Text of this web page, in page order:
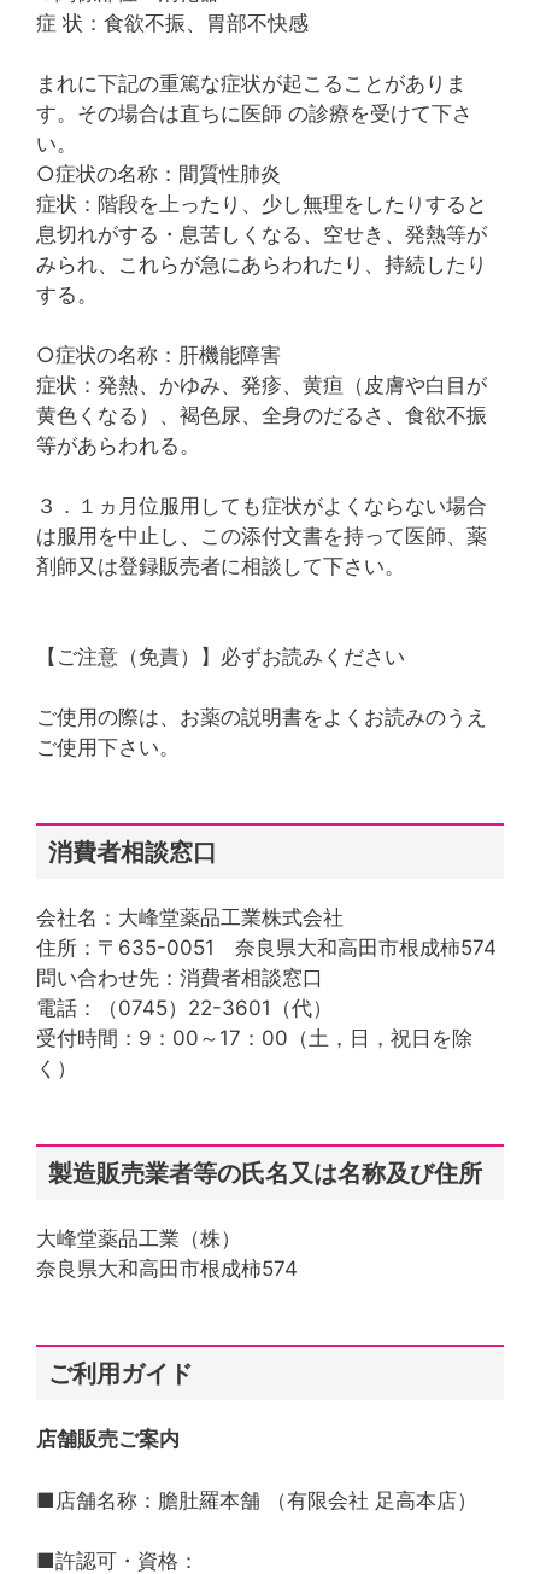
症 状：食欲不振、胃部不快感
まれに下記の重篤な症状が起こることがありま
す。その場合は直ちに医師 の診療を受けて下さ
い。
○症状の名称：間質性肺炎
症状：階段を上ったり、少し無理をしたりすると
息切れがする・息苦しくなる、空せき、発熱等が
みられ、これらが急にあらわれたり、持続したり
する。
○症状の名称：肝機能障害
症状：発熱、かゆみ、発疹、黄疸（皮膚や白目が
黄色くなる）、褐色尿、全身のだるさ、食欲不振
等があらわれる。
３．１ヵ月位服用しても症状がよくならない場合
は服用を中止し、この添付文書を持って医師、薬
剤師又は登録販売者に相談して下さい。
【ご注意（免責）】必ずお読みください
ご使用の際は、お薬の説明書をよくお読みのうえ
ご使用下さい。
消費者相談窓口
会社名：大峰堂薬品工業株式会社
住所：〒635-0051 奈良県大和高田市根成柿574
問い合わせ先：消費者相談窓口
電話：（0745）22-3601（代）
受付時間：9：00～17：00（土，日，祝日を除
く）
製造販売業者等の氏名又は名称及び住所
大峰堂薬品工業（株）
奈良県大和高田市根成柿574
ご利用ガイド
店舗販売ご案内
■店舗名称：膽肚羅本舗 （有限会社 足高本店）
■許認可・資格：